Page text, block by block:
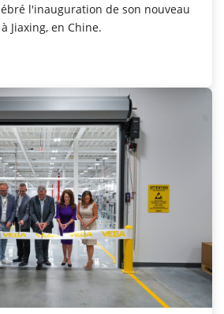
l'inauguration de son nouveau
Jiaxing, en Chine.